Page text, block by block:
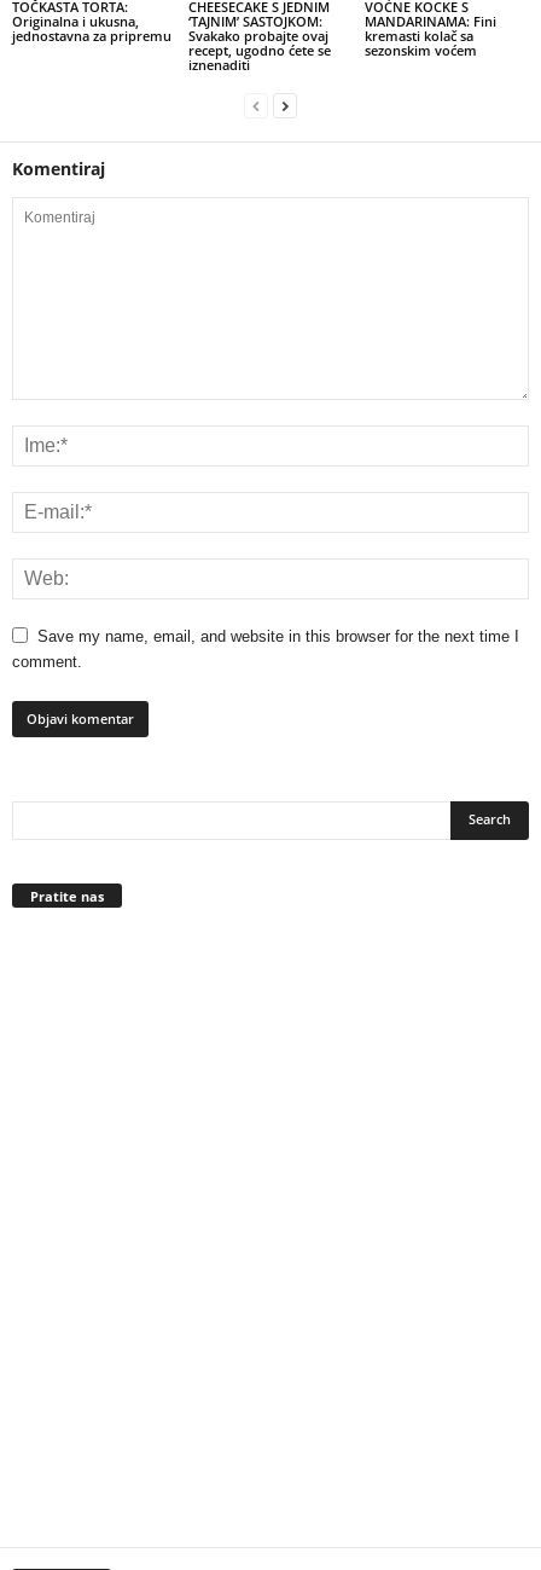
TOČKASTA TORTA:
Originalna i ukusna,
jednostavna za pripremu
CHEESECAKE S JEDNIM
‘TAJNIM’ SASTOJKOM:
Svakako probajte ovaj
recept, ugodno ćete se
iznenaditi
VOĆNE KOCKE S
MANDARINAMA: Fini
kremasti kolač sa
sezonskim voćem
Komentiraj
Save my name, email, and website in this browser for the next time I
comment.
Pratite nas